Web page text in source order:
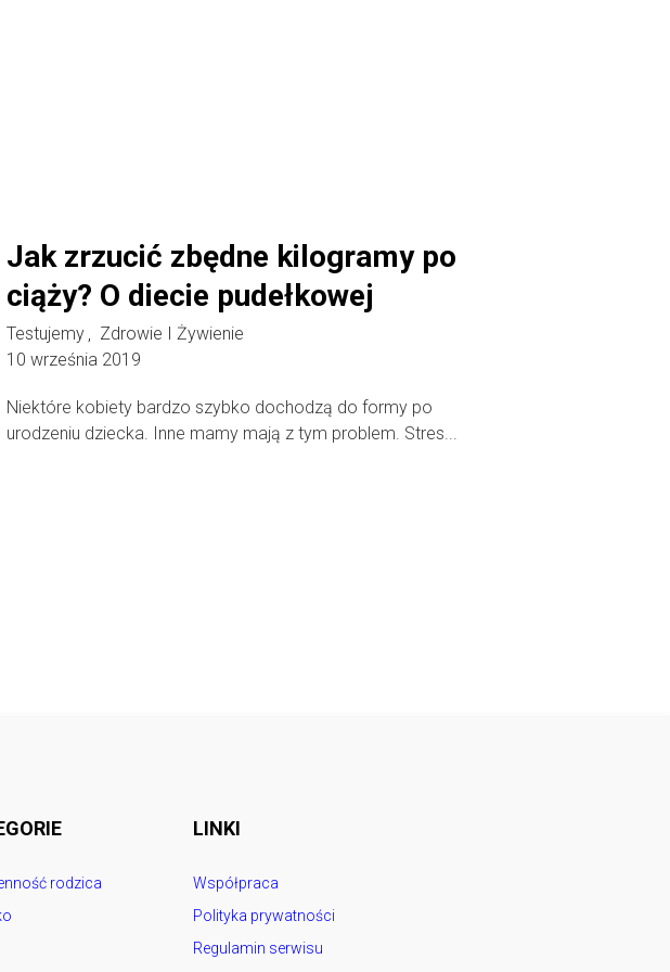
Jak zrzucić zbędne kilogramy po
ciąży? O diecie pudełkowej
Testujemy
Zdrowie I Żywienie
10 września 2019
Niektóre kobiety bardzo szybko dochodzą do formy po
urodzeniu dziecka. Inne mamy mają z tym problem. Stres...
rodzica
LINKI
Współpraca
Polityka prywatności
Regulamin serwisu